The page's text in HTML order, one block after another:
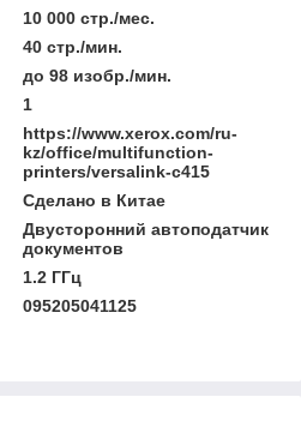
10 000 стр./мес.
40 стр./мин.
до 98 изобр./мин.
1
https://www.xerox.com/ru-
kz/office/multifunction-
printers/versalink-c415
Сделано в Китае
Двусторонний автоподатчик
документов
1.2 ГГц
095205041125